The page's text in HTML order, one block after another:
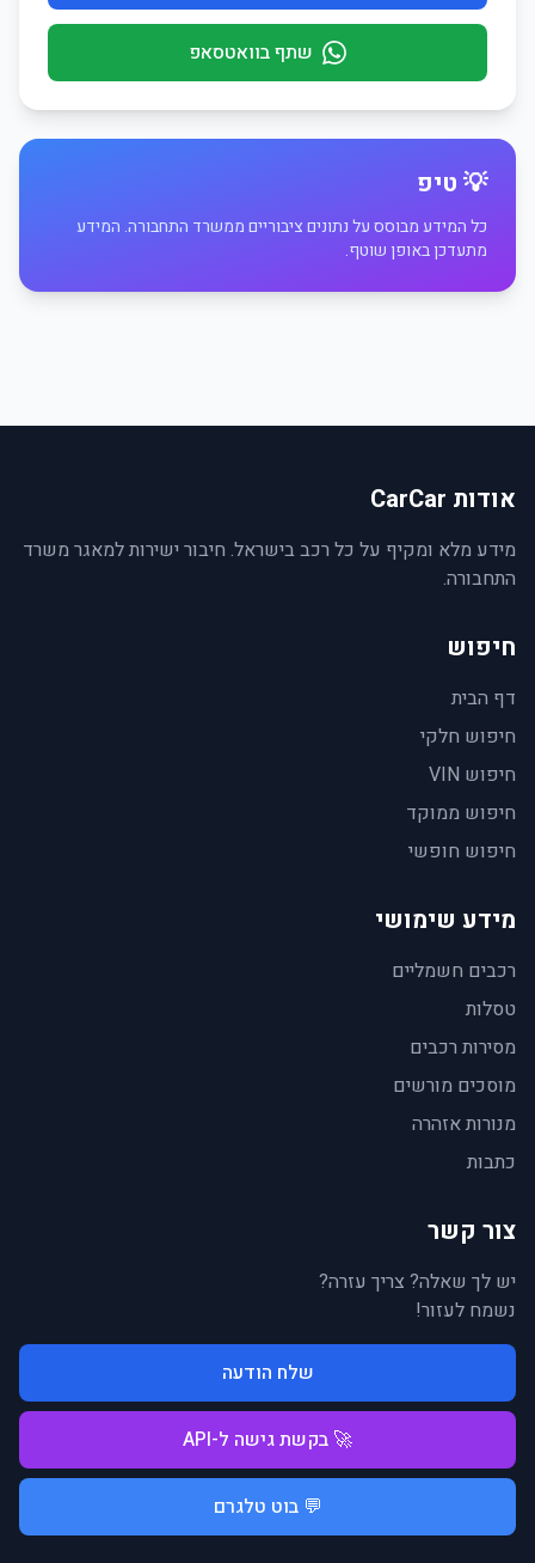
שתף בוואטסאפ
💡 טיפ
כל המידע מבוסס על נתונים ציבוריים ממשרד התחבורה. המידע
מתעדכן באופן שוטף.
אודות CarCar
מידע מלא ומקיף על כל רכב בישראל. חיבור ישירות למאגר משרד
התחבורה.
חיפוש
דף הבית
חיפוש חלקי
חיפוש VIN
חיפוש ממוקד
חיפוש חופשי
מידע שימושי
רכבים חשמליים
טסלות
מסירות רכבים
מוסכים מורשים
מנורות אזהרה
כתבות
צור קשר
יש לך שאלה? צריך עזרה?
נשמח לעזור!
שלח הודעה
🚀 בקשת גישה ל-API
💬 בוט טלגרם